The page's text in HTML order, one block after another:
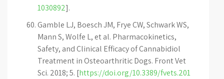
1030892].
Gamble LJ, Boesch JM, Frye CW, Schwark WS,
Mann S, Wolfe L, et al. Pharmacokinetics,
Safety, and Clinical Efficacy of Cannabidiol
Treatment in Osteoarthritic Dogs. Front Vet
Sci. 2018; 5. [https://doi.org/10.3389/fvets.201